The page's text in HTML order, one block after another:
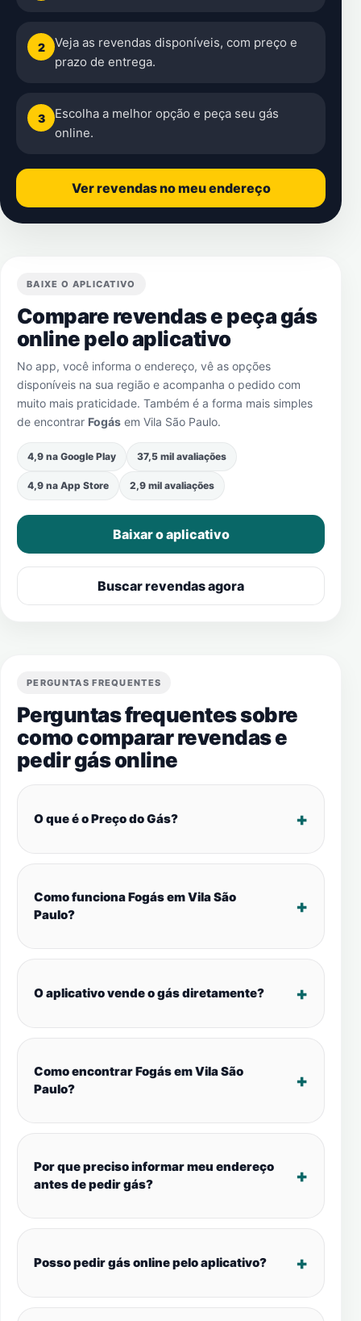
2
Veja as revendas disponíveis, com preço e
prazo de entrega.
3
Escolha a melhor opção e peça seu gás
online.
Ver revendas no meu endereço
BAIXE O APLICATIVO
Compare revendas e peça gás
online pelo aplicativo
No app, você informa o endereço, vê as opções
disponíveis na sua região e acompanha o pedido com
muito mais praticidade. Também é a forma mais simples
de encontrar Fogás em Vila São Paulo.
4,9 na Google Play 37,5 mil avaliações
4,9 na App Store 2,9 mil avaliações
Baixar o aplicativo
Buscar revendas agora
PERGUNTAS FREQUENTES
Perguntas frequentes sobre
como comparar revendas e
pedir gás online
O que é o Preço do Gás?
Como funciona Fogás em Vila São
Paulo?
O aplicativo vende o gás diretamente?
Como encontrar Fogás em Vila São
Paulo?
Por que preciso informar meu endereço
antes de pedir gás?
Posso pedir gás online pelo aplicativo?